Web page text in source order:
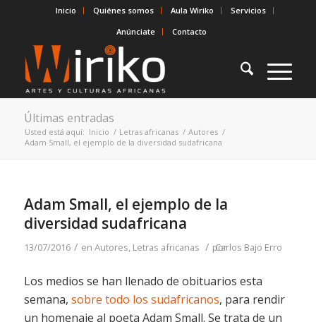
Inicio Quiénes somos Aula Wiriko
Servicios
Anúnciate
Contacto
Últimas entradas
Usted está aquí: Inicio / Letras africanas / Autores /
Adam Small, el ejemplo de la diversidad sudafricana
Adam Small, el ejemplo de la
diversidad sudafricana
13/07/2016 / en Autores, Letras africanas / por
Carlos Bajo Erro
Los medios se han llenado de obituarios esta
semana, sobre todo los sudafricanos, para rendir
un homenaje al poeta Adam Small. Se trata de un